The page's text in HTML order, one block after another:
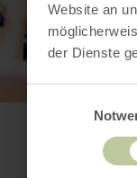
Website an
der Dienste